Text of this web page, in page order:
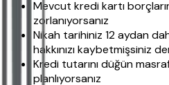
Mevcut kredi kartı
zorlanıyorsanız
Nikah tarihiniz 12 aydan
hakkınızı kaybetmişsiniz
Kredi tutarını düğün
planlıyorsanız